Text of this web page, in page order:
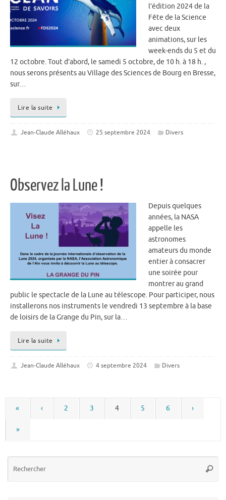
l’édition 2024 de la
Fête de la Science
avec deux
animations, sur les
week-ends du 5 et du
12 octobre. Tout d’abord, le samedi 5 octobre, de 10 h. à 18 h. ,
nous serons présents au Village des Sciences de Bourg en Bresse,
sur…
Lire la suite
Jean-Claude Alléhaux 25 septembre 2024 Divers
Observez la Lune !
Depuis quelques
années, la NASA
appelle les
astronomes
amateurs du monde
entier à consacrer
une soirée pour
montrer au grand
public le spectacle de la Lune au télescope. Pour participer, nous
installerons nos instruments le vendredi 13 septembre à la base
de loisirs de la Grange du Pin, sur la…
Lire la suite
Jean-Claude Alléhaux 4 septembre 2024 Divers
« ‹ 2 3 4 5 6 ›
»